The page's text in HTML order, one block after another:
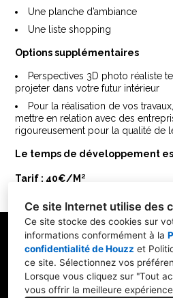
Ce site Internet utilise des
Ce site stocke des cookies sur
informations conformément à la
confidentialité de Houzz et
ce site. Sélectionnez vos
Lorsque vous cliquez sur "Tout
vous offrir la meilleure
Notre
Réalisations
Blog
Nous
Une planche d’ambiance
Une liste shopping
Options supplémentaires
Perspectives 3D photo réaliste
projeter dans votre futur intérieur
Pour la réalisation de vos
mettre en relation avec des
rigoureusement pour la qualité de
Le temps de développement
Tarif : 40€/M²
19 rue de Billancourt,
Billancourt,